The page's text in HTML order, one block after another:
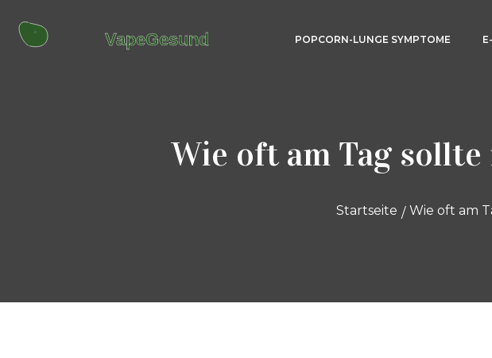
POPCORN-LUNGE SYMPTOME
Wie oft am Tag sollte
Startseite Wie oft am